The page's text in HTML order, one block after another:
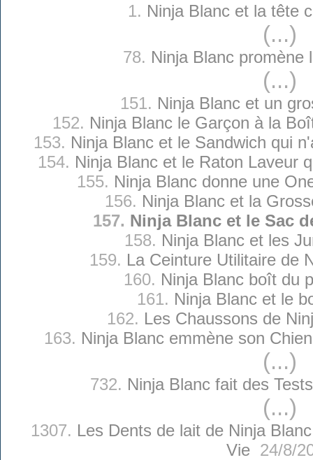
1. Ninja Blanc et la tête
(...)
78. Ninja Blanc promène
(...)
151. Ninja Blanc et un
152. Ninja Blanc le Garçon à la
153. Ninja Blanc et le Sandwich qui
154. Ninja Blanc et le Raton Laveur
155. Ninja Blanc donne une
156. Ninja Blanc et la
157. Ninja Blanc et le Sac
158. Ninja Blanc et les
159. La Ceinture Utilitaire de
160. Ninja Blanc boît du
161. Ninja Blanc et le
162. Les Chaussons de
163. Ninja Blanc emmène son
(...)
732. Ninja Blanc fait des
(...)
1307. Les Dents de lait de Ninja
Vie24/8/